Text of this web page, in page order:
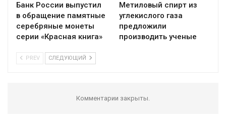
Банк России выпустил
в обращение памятные
серебряные монеты
серии «Красная книга»
Метиловый спирт из
углекислого газа
предложили
производить ученые
PREV СЛЕДУЮЩИЙ
Комментарии закрыты.